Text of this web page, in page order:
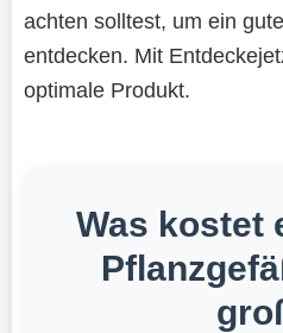
achten solltest, um ein
entdecken. Mit
optimale Produkt.
Was kostet